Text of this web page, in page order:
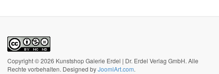
Copyright © 2026 Kunstshop Galerie Erdel | Dr. Erdel Verlag GmbH. Alle
Rechte vorbehalten. Designed byJoomlArt.com.